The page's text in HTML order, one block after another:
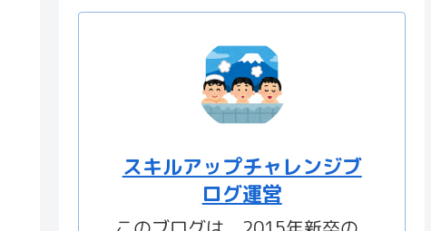
スキルアップチャレンジブ
ログ運営